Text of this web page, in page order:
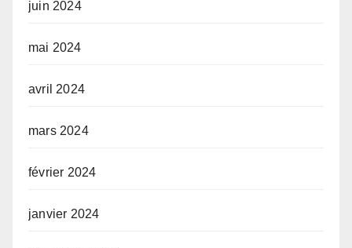
juin 2024
mai 2024
avril 2024
mars 2024
février 2024
janvier 2024